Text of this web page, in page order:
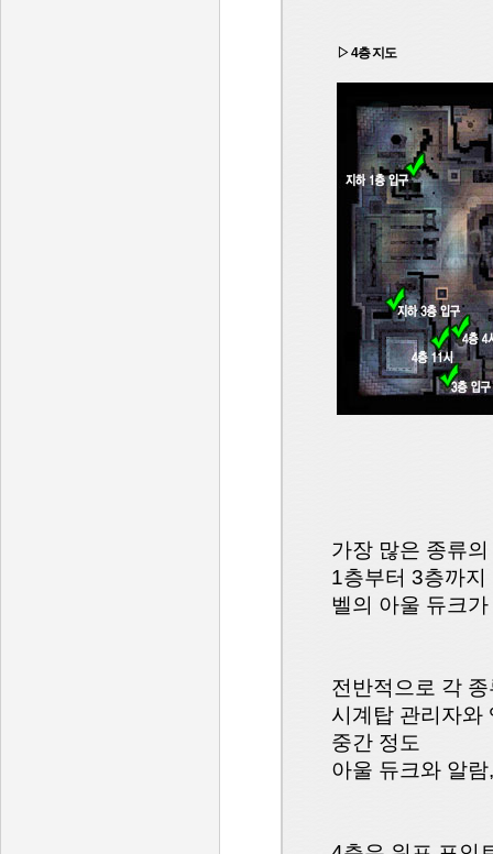
▷ 4층 지도
가장 많은 종류
1층부터 3층까
벨의 아울 듀크
전반적으로 각
시계탑 관리자와
중간 정도
아울 듀크와 알